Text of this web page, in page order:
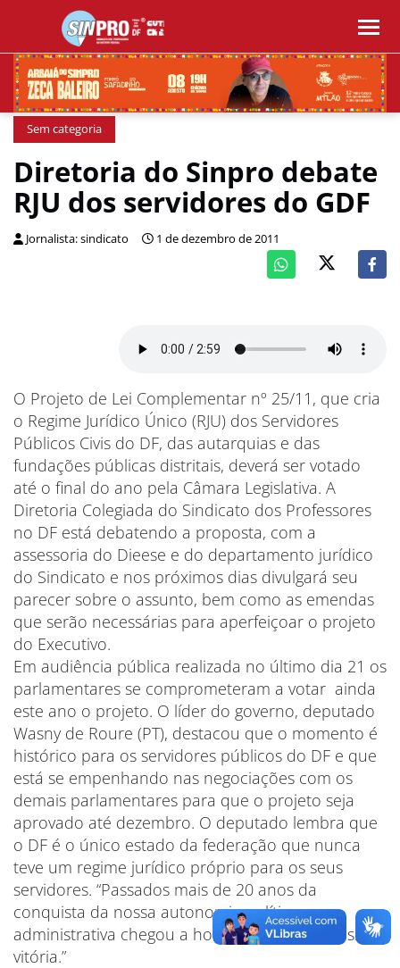
Sem categoria
Diretoria do Sinpro debate
RJU dos servidores do GDF
Jornalista: sindicato 1 de dezembro de 2011
O Projeto de Lei Complementar nº 25/11, que cria
o Regime Jurídico Único (RJU) dos Servidores
Públicos Civis do DF, das autarquias e das
fundações públicas distritais, deverá ser votado
até o final do ano pela Câmara Legislativa. A
Diretoria Colegiada do Sindicato dos Professores
no DF está debatendo a proposta, com a
assessoria do Dieese e do departamento jurídico
do Sindicato e nos próximos dias divulgará seu
parecer sobre o assunto, bem como as emendas
que serão necessárias para aperfeiçoar o projeto
do Executivo.
Em audiência pública realizada no último dia 21 os
parlamentares se comprometeram a votar ainda
este ano o projeto. O líder do governo, deputado
Wasny de Roure (PT), destacou que o momento é
histórico para os servidores públicos do DF e que
está se empenhando nas negociações com os
demais parlamentares para que o projeto seja
aprovado até dezembro. O deputado lembra que
o DF é o único estado da federação que nunca
teve um regime jurídico próprio para os seus
servidores. “Passados mais de 20 anos da
conquista da nossa autonomia político-
administrativa chegou a hora de obter mais essa
vitória.”